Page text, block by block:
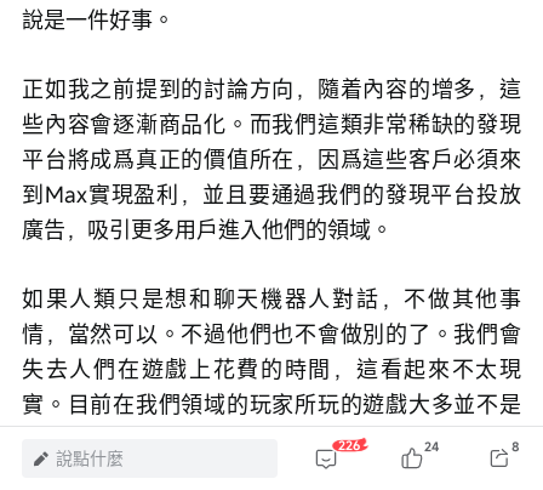
說是一件好事。
正如我之前提到的討論方向，隨着內容的增多，這
些內容會逐漸商品化。而我們這類非常稀缺的發現
平台將成爲真正的價值所在，因爲這些客戶必須來
到Max實現盈利，並且要通過我們的發現平台投放
廣告，吸引更多用戶進入他們的領域。
如果人類只是想和聊天機器人對話，不做其他事
情，當然可以。不過他們也不會做別的了。我們會
失去人們在遊戲上花費的時間，這看起來不太現
實。目前在我們領域的玩家所玩的遊戲大多並不是
說點什麼
226 24 8